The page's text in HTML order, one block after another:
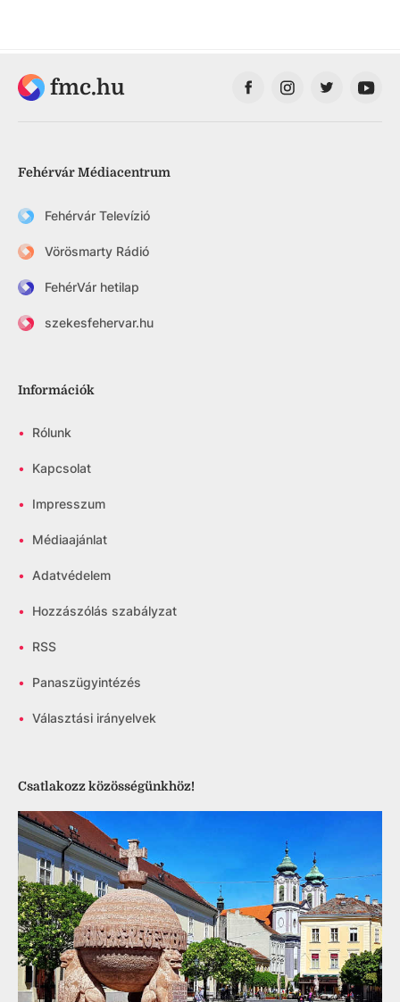
fmc.hu
Fehérvár Médiacentrum
Fehérvár Televízió
Vörösmarty Rádió
FehérVár hetilap
szekesfehervar.hu
Információk
• Rólunk
• Kapcsolat
• Impresszum
• Médiaajánlat
• Adatvédelem
• Hozzászólás szabályzat
• RSS
• Panaszügyintézés
• Választási irányelvek
Csatlakozz közösségünkhöz!